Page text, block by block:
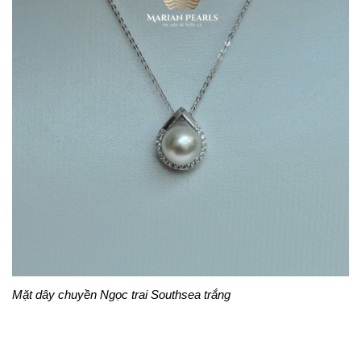
Mặt dây chuyền Ngọc trai Southsea trắng